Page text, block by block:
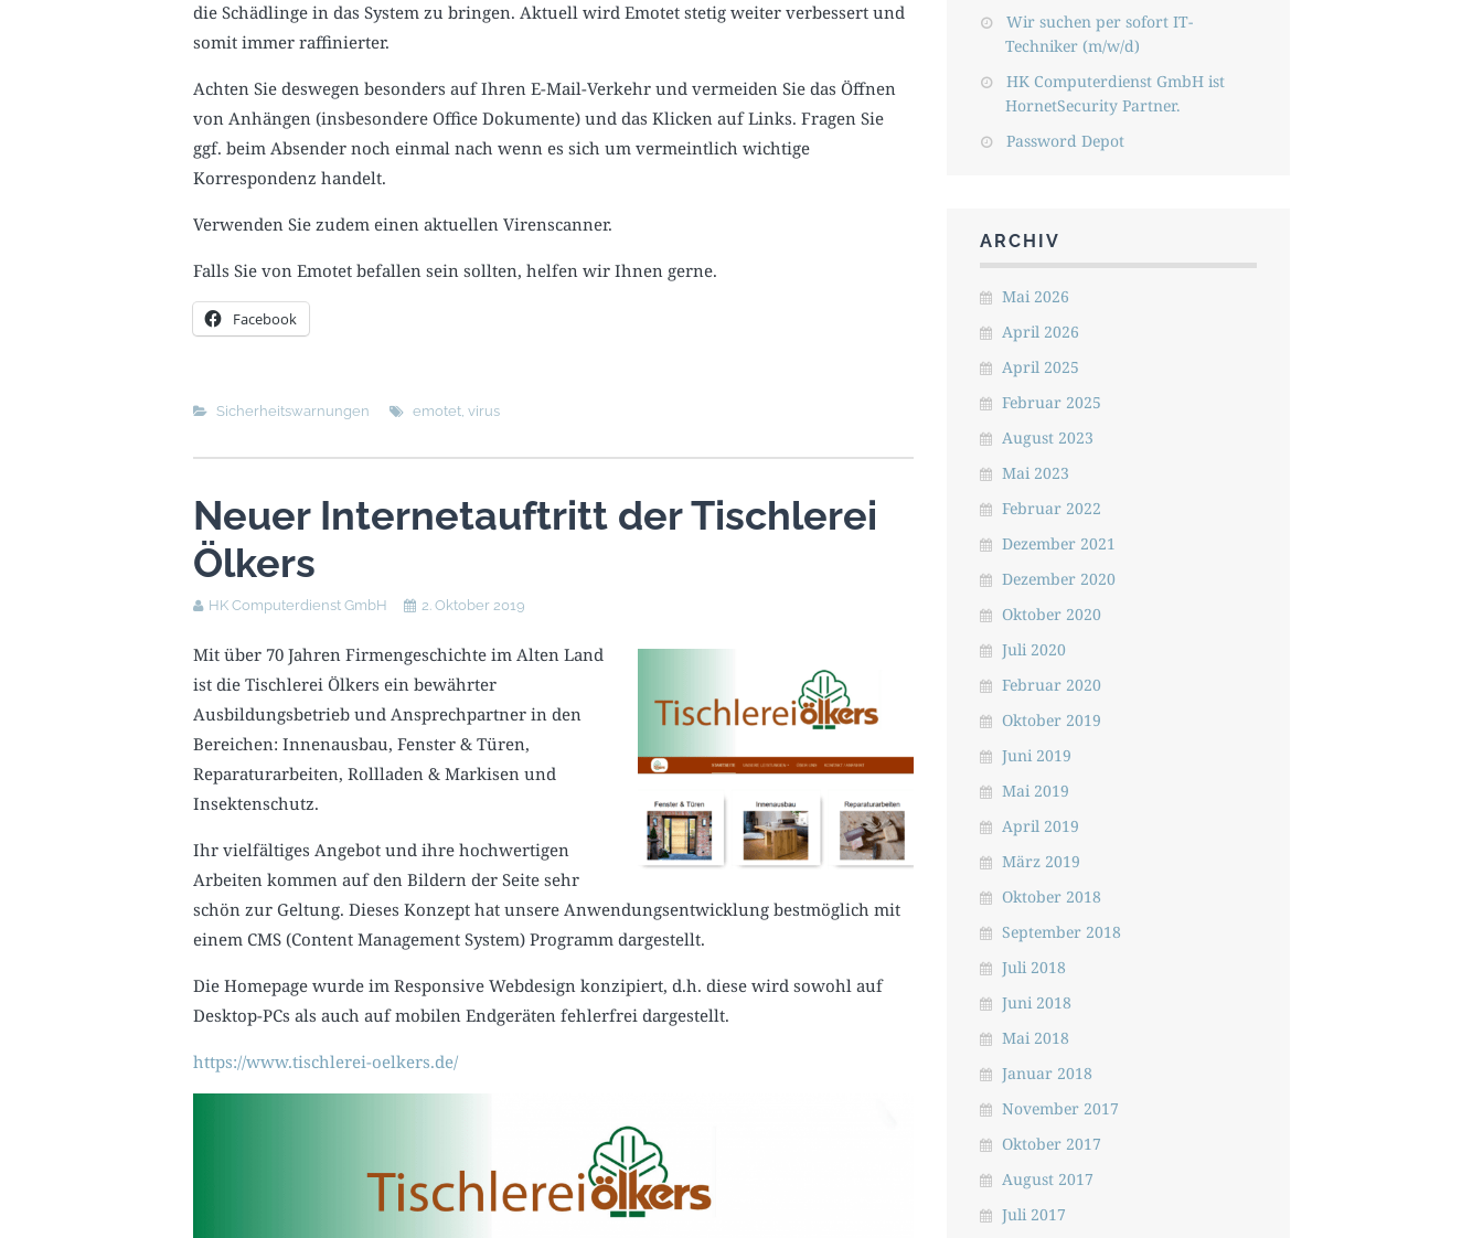
die Schädlinge in das System zu bringen. Aktuell wird Emotet stetig weiter verbessert und
somit immer raffinierter.
Achten Sie deswegen besonders auf Ihren E-Mail-Verkehr und vermeiden Sie das Öffnen
von Anhängen (insbesondere Office Dokumente) und das Klicken auf Links. Fragen Sie
ggf. beim Absender noch einmal nach wenn es sich um vermeintlich wichtige
Korrespondenz handelt.
Verwenden Sie zudem einen aktuellen Virenscanner.
Falls Sie von Emotet befallen sein sollten, helfen wir Ihnen gerne.
Facebook
Sicherheitswarnungen emotet, virus
Neuer Internetauftritt der Tischlerei
Ölkers
HK Computerdienst GmbH 2. Oktober 2019
Mit über 70 Jahren Firmengeschichte im Alten Land
ist die Tischlerei Ölkers ein bewährter
Ausbildungsbetrieb und Ansprechpartner in den
Bereichen: Innenausbau, Fenster & Türen,
Reparaturarbeiten, Rollladen & Markisen und
Insektenschutz.
Ihr vielfältiges Angebot und ihre hochwertigen
Arbeiten kommen auf den Bildern der Seite sehr
schön zur Geltung. Dieses Konzept hat unsere Anwendungsentwicklung bestmöglich mit
einem CMS (Content Management System) Programm dargestellt.
Die Homepage wurde im Responsive Webdesign konzipiert, d.h. diese wird sowohl auf
Desktop-PCs als auch auf mobilen Endgeräten fehlerfrei dargestellt.
https://www.tischlerei-oelkers.de/
Wir suchen per sofort IT-
Techniker (m/w/d)
HK Computerdienst GmbH ist
HornetSecurity Partner.
Password Depot
ARCHIV
Mai 2026
April 2026
April 2025
Februar 2025
August 2023
Mai 2023
Februar 2022
Dezember 2021
Dezember 2020
Oktober 2020
Juli 2020
Februar 2020
Oktober 2019
Juni 2019
Mai 2019
April 2019
März 2019
Oktober 2018
September 2018
Juli 2018
Juni 2018
Mai 2018
Januar 2018
November 2017
Oktober 2017
August 2017
Juli 2017